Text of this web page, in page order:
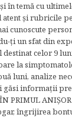
în temă cu
şi rubricile
cunoscute
ţi un sfat din
destinat celor 9
la
luni, analize
găsi informaţii
PRIMUL
îngrijirea